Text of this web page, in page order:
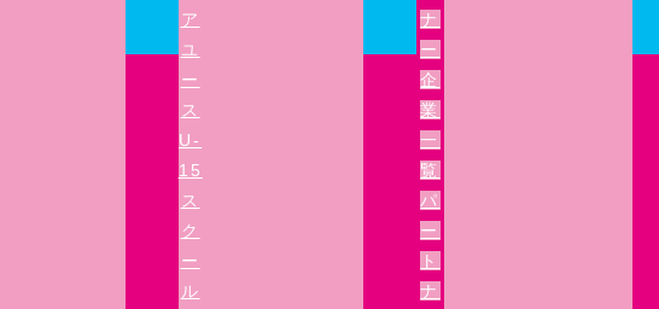
ア
ユ
ー
ス
U-
15
ス
ク
ー
ル
ナ
ー
企
業
一
覧
パ
ー
ト
ナ